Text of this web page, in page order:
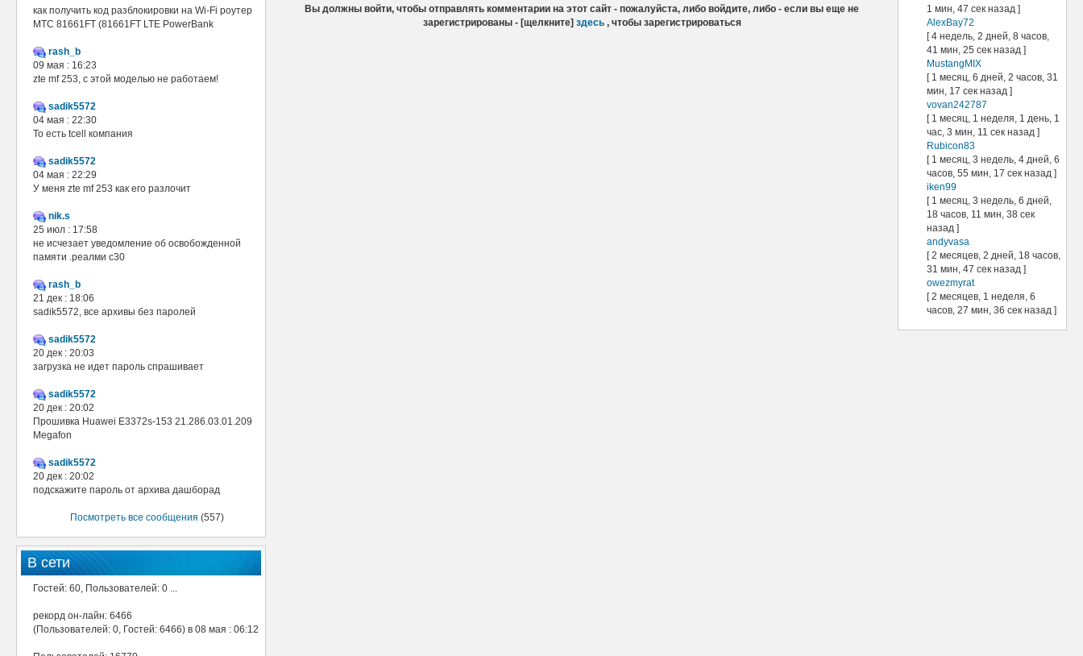
1 мин, 47 сек назад ]
AlexBay72
[ 4 недель, 2 дней, 8 часов,
41 мин, 25 сек назад ]
MustangMIX
[ 1 месяц, 6 дней, 2 часов, 31
мин, 17 сек назад ]
vovan242787
[ 1 месяц, 1 неделя, 1 день, 1
час, 3 мин, 11 сек назад ]
Rubicon83
[ 1 месяц, 3 недель, 4 дней, 6
часов, 55 мин, 17 сек назад ]
iken99
[ 1 месяц, 3 недель, 6 дней,
18 часов, 11 мин, 38 сек
назад ]
andyvasa
[ 2 месяцев, 2 дней, 18 часов,
31 мин, 47 сек назад ]
owezmyrat
[ 2 месяцев, 1 неделя, 6
часов, 27 мин, 36 сек назад ]
как получить код разблокировки на Wi-Fi роутер
МТС 81661FT (81661FT LTE PowerBank
rash_b
09 мая : 16:23
zte mf 253, с этой моделью не работаем!
sadik5572
04 мая : 22:30
То есть tcell компания
sadik5572
04 мая : 22:29
У меня zte mf 253 как его разлочит
nik.s
25 июл : 17:58
не исчезает уведомление об освобожденной
памяти .реалми с30
rash_b
21 дек : 18:06
sadik5572, все архивы без паролей
sadik5572
20 дек : 20:03
загрузка не идет пароль спрашивает
sadik5572
20 дек : 20:02
Прошивка Huawei E3372s-153 21.286.03.01.209
Megafon
sadik5572
20 дек : 20:02
подскажите пароль от архива дашборад
Посмотреть все сообщения (557)
В сети
Гостей: 60, Пользователей: 0 ...
рекорд он-лайн: 6466
(Пользователей: 0, Гостей: 6466) в 08 мая : 06:12
Вы должны войти, чтобы отправлять комментарии на этот сайт - пожалуйста, либо войдите, либо - если вы еще не
зарегистрированы - [щелкните] здесь, чтобы зарегистрироваться